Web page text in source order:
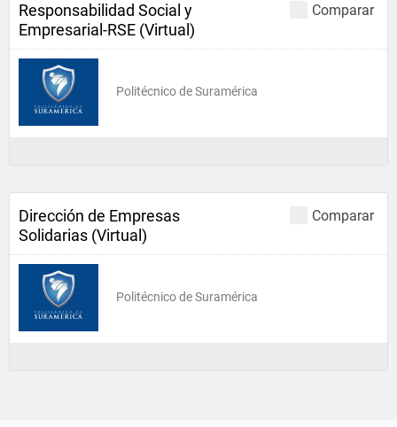
Comparar
Responsabilidad Social y
Empresarial-RSE (Virtual)
Politécnico de Suramérica
Comparar
Dirección de Empresas
Solidarias (Virtual)
Politécnico de Suramérica